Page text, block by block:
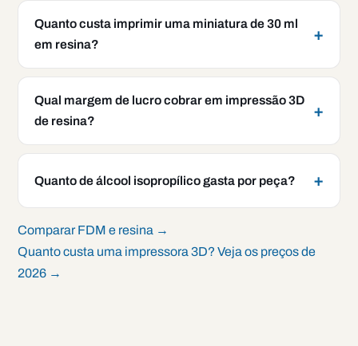
Quanto custa imprimir uma miniatura de 30 ml
em resina?
Qual margem de lucro cobrar em impressão 3D
de resina?
Quanto de álcool isopropílico gasta por peça?
Comparar FDM e resina →
Quanto custa uma impressora 3D? Veja os preços de
2026 →